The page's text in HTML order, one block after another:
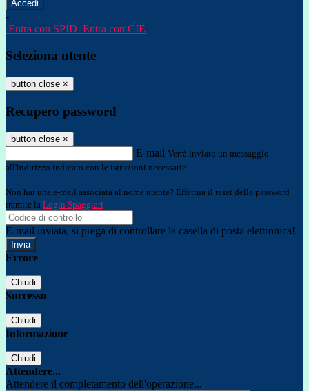
-
Entra con SPID Entra con CIE
Seleziona utente
button close ×
Recupero password
button close ×
E-mail Verrà inviato un messaggio
all'indirizzo indicato con le istruzioni necessarie.
Non hai una e-mail associata al nome utente? Effettua il reset della password
tramite la Login Spaggiari
E-mail inviata, si prega di controllare la casella di posta elettronica!
Errore
Chiudi
Successo
Chiudi
Informazione
Chiudi
Attendere...
Attendere il completamento dell'operazione...